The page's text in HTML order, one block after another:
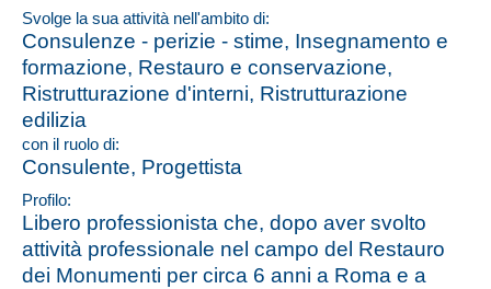
Svolge la sua attività nell'ambito di:
Consulenze - perizie - stime, Insegnamento e
formazione, Restauro e conservazione,
Ristrutturazione d'interni, Ristrutturazione
edilizia
con il ruolo di:
Consulente, Progettista
Profilo:
Libero professionista che, dopo aver svolto
attività professionale nel campo del Restauro
dei Monumenti per circa 6 anni a Roma e a